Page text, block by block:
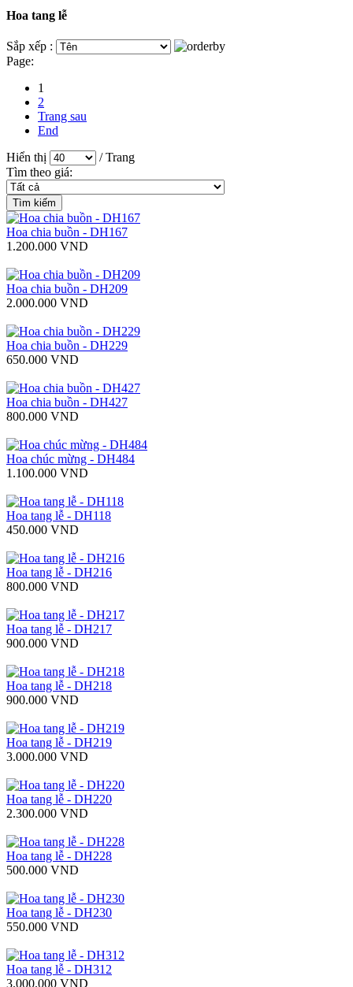
Hoa tang lễ
Sắp xếp :
Page:
1
2
Trang sau
End
Hiển thị
/ Trang
Tìm theo giá:
Hoa chia buồn - DH167
1.200.000 VND
Hoa chia buồn - DH209
2.000.000 VND
Hoa chia buồn - DH229
650.000 VND
Hoa chia buồn - DH427
800.000 VND
Hoa chúc mừng - DH484
1.100.000 VND
Hoa tang lễ - DH118
450.000 VND
Hoa tang lễ - DH216
800.000 VND
Hoa tang lễ - DH217
900.000 VND
Hoa tang lễ - DH218
900.000 VND
Hoa tang lễ - DH219
3.000.000 VND
Hoa tang lễ - DH220
2.300.000 VND
Hoa tang lễ - DH228
500.000 VND
Hoa tang lễ - DH230
550.000 VND
Hoa tang lễ - DH312
3.000.000 VND